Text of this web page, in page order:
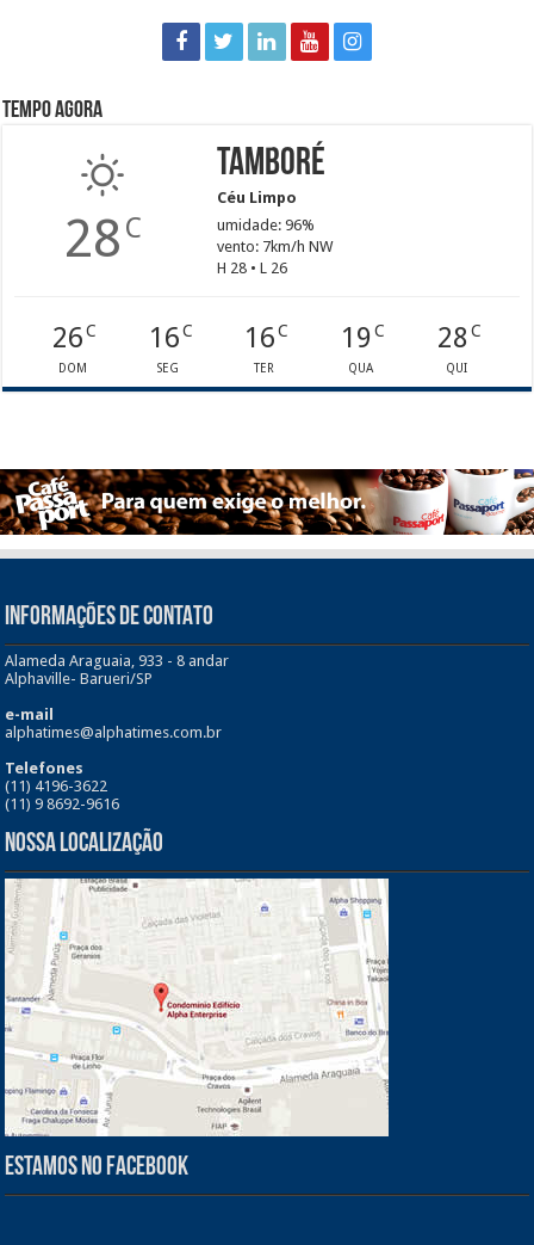
Tempo agora
28 C
Tamboré
Céu Limpo
umidade: 96%
vento: 7km/h NW
H 28 • L 26
26C
DOM
16C
SEG
16 C
TER
19C
QUA
28C
QUI
INFORMAÇÕES DE CONTATO
Alameda Araguaia, 933 - 8 andar
Alphaville- Barueri/SP
e-mail
alphatimes@alphatimes.com.br
Telefones
(11) 4196-3622
(11) 9 8692-9616
Nossa Localização
Estamos no Facebook